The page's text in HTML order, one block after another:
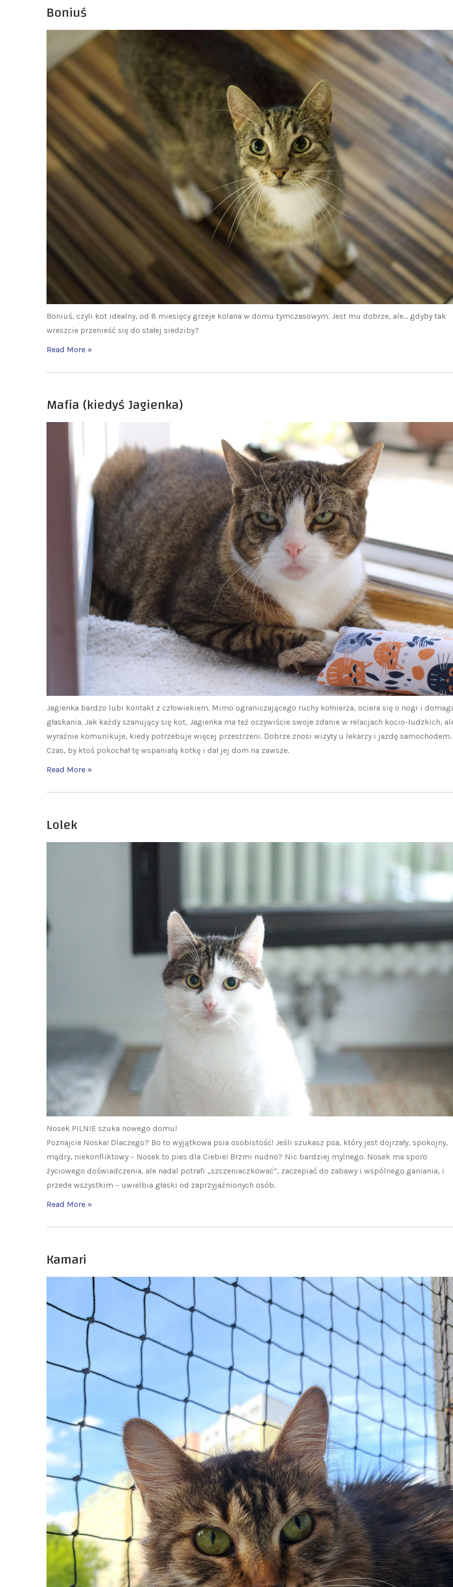
Boniuś
Boniuś, czyli kot idealny, od 8 miesięcy grzeje kolana w domu tymczasowym. Jest mu dobrze, ale… gdyby tak
wreszcie przenieść się do stałej siedziby?
Read More »
Mafia (kiedyś Jagienka)
Jagienka bardzo lubi kontakt z człowiekiem. Mimo ograniczającego ruchy kołnierza, ociera się o nogi i
głaskania. Jak każdy szanujący się kot, Jagienka ma też oczywiście swoje zdanie w relacjach kocio-ludzkich,
wyraźnie komunikuje, kiedy potrzebuje więcej przestrzeni. Dobrze znosi wizyty u lekarzy i jazdę samochodem.
Czas, by ktoś pokochał tę wspaniałą kotkę i dał jej dom na zawsze.
Read More »
Lolek
Nosek PILNIE szuka nowego domu!
Poznajcie Noska! Dlaczego? Bo to wyjątkowa psia osobistość! Jeśli szukasz psa, który jest dojrzały, spokojny,
mądry, niekonfliktowy – Nosek to pies dla Ciebie! Brzmi nudno? Nic bardziej mylnego. Nosek ma sporo
życiowego doświadczenia, ale nadal potrafi „szczeniaczkować”, zaczepiać do zabawy i wspólnego ganiania, i
przede wszystkim – uwielbia głaski od zaprzyjaźnionych osób.
Read More »
Kamari